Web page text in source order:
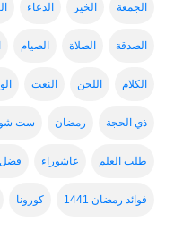
الجمعة الخير الدعاء
الصدقة الصلاة الصيام
الكلام اللحن النعت
ذي الحجة رمضان ست
طلب العلم عاشوراء فضل
فوائد رمضان 1441 كورونا